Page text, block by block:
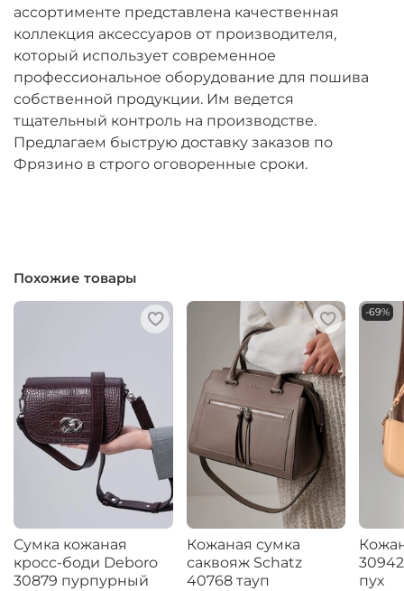
ассортименте представлена качественная
коллекция аксессуаров от производителя,
который использует современное
профессиональное оборудование для пошива
собственной продукции. Им ведется
тщательный контроль на производстве.
Предлагаем быструю доставку заказов по
Фрязино в строго оговоренные сроки.
Похожие товары
Сумка кожаная
кросс-боди Deboro
30879 пурпурный
Кожаная сумка
саквояж Schatz
40768 тауп
-69%
пух